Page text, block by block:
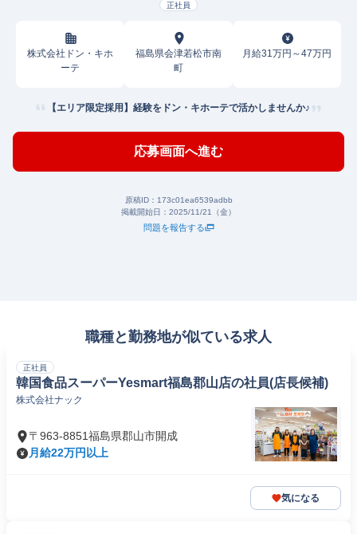
正社員
株式会社ドン・キホ
ーテ
福島県会津若松市南
町
月給31万円～47万円
【エリア限定採用】経験をドン・キホーテで活かしませんか♪
応募画面へ進む
原稿ID： 173c01ea6539adbb
掲載開始日： 2025/11/21（金）
問題を報告する
職種と勤務地が似ている求人
正社員
韓国食品スーパーYesmart福島郡山店の社員(店長候補)
株式会社ナック
〒963-8851福島県郡山市開成
月給22万円以上
気になる